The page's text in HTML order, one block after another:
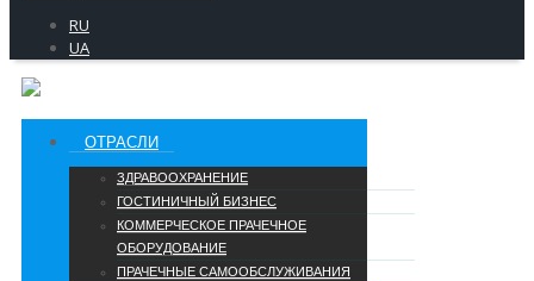
RU
UA
ОТРАСЛИ
ЗДРАВООХРАНЕНИЕ
ГОСТИНИЧНЫЙ БИЗНЕС
КОММЕРЧЕСКОЕ ПРАЧЕЧНОЕ
ОБОРУДОВАНИЕ
ПРАЧЕЧНЫЕ САМООБСЛУЖИВАНИЯ